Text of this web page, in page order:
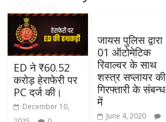
ED ने ₹60.52
करोड़ हेराफेरी पर
PC दर्ज की।
December 10,
जायस पुलिस द्वारा
01 ऑटोमेटिक
रिवाल्वर के साथ
शस्त्र सप्लायर की
गिरफ्तारी के संबन्ध
में
June 4, 2020